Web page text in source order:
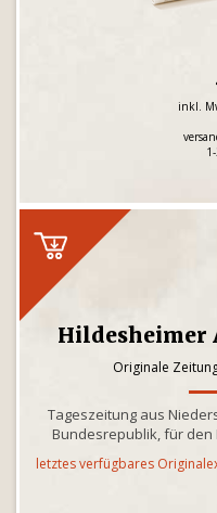
inkl.
Hildesheimer
Originale
Tageszeitung aus
Bundesrepublik, für den
letztes verfügbares